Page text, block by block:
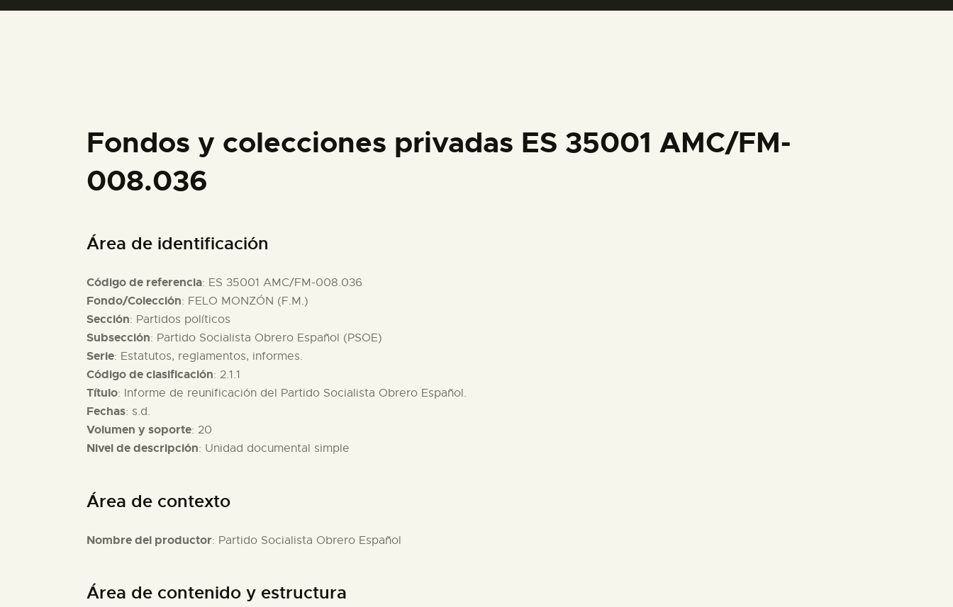
Fondos y colecciones privadas ES 35001 AMC/FM-
008.036
Área de identificación
Código de referencia: ES 35001 AMC/FM-008.036
Fondo/Colección: FELO MONZÓN (F.M.)
Sección: Partidos políticos
Subsección: Partido Socialista Obrero Español (PSOE)
Serie: Estatutos, reglamentos, informes.
Código de clasificación: 2.1.1
Título: Informe de reunificación del Partido Socialista Obrero Español.
Fechas: s.d.
Volumen y soporte: 20
Nivel de descripción: Unidad documental simple
Área de contexto
Nombre del productor: Partido Socialista Obrero Español
Área de contenido y estructura